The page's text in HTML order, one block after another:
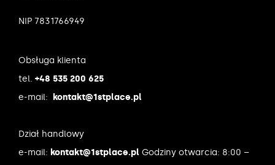
NIP 7831766949
Obsługa klienta
tel. +48 535 200 625
e-mail:
kontakt@1stplace.pl
Dział handlowy
e-mail: kontakt@1stplace.pl Godziny otwarcia: 8:00 –